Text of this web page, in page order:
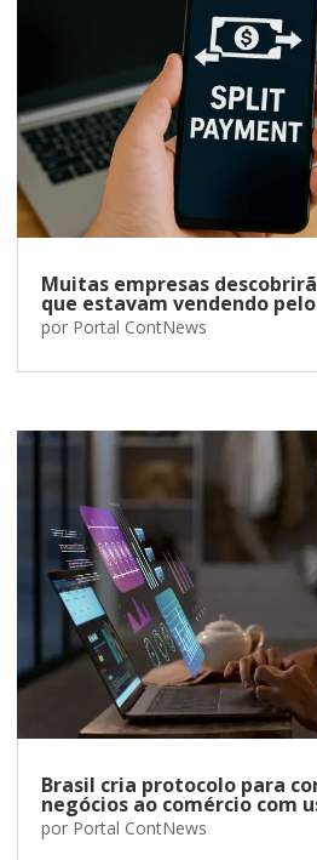
Muitas empresas
que estavam vendendo
por Portal ContNews
Brasil cria protocolo para
negócios ao comércio com
por Portal ContNews